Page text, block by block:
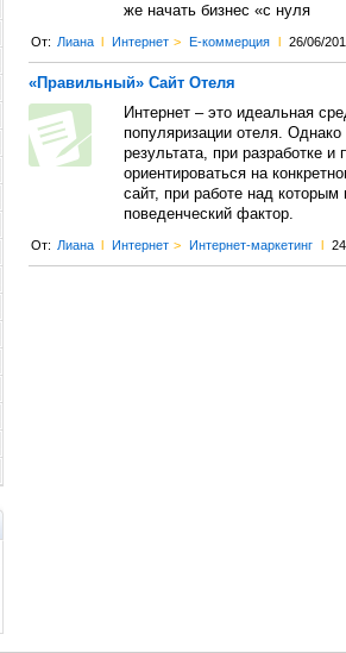
же начать бизнес «с нуля
От: Лиана l Интернет > Е-коммерция l 26/06/
«Правильный» Сайт Отеля
Интернет – это идеальная
популяризации отеля.
результата, при разработке
ориентироваться на
сайт, при работе над которым
поведенческий фактор.
От: Лиана l Интернет > Интернет-маркетинг l